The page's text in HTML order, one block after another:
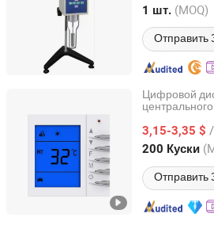
1 шт. (MOQ)
Отправить
Guangdong, China с
Цифровой
точным
3,15-3,35 $
200 Куски
Отправить
Zhejiang Shuang'an Instrument
Zhejiang, China с 2024